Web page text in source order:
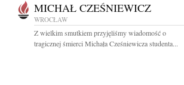
MICHAŁ CZEŚNIEWICZ
WROCŁAW
Z wielkim smutkiem przyjęliśmy wiadomość o
tragicznej śmierci Michała Cześniewicza studenta...